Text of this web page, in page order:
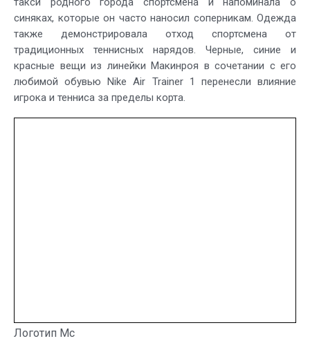
синяках, которые он часто наносил соперникам. Одежда
также демонстрировала отход спортсмена от
традиционных теннисных нарядов. Черные, синие и
красные вещи из линейки Макинроя в сочетании с его
любимой обувью Nike Air Trainer 1 перенесли влияние
игрока и тенниса за пределы корта.
Логотип Mc